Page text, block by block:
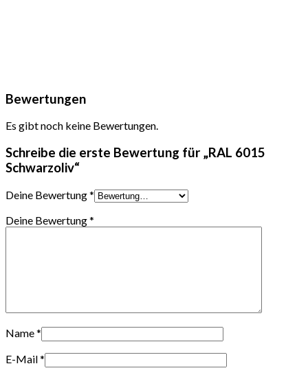
Bewertungen
Es gibt noch keine Bewertungen.
Schreibe die erste Bewertung für „RAL 6015
Schwarzoliv“
Deine Bewertung*
Deine Bewertung*
Name*
E-Mail*